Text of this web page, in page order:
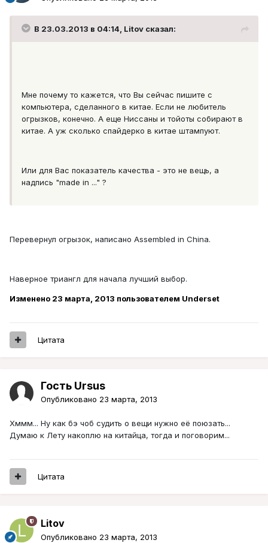
В 23.03.2013 в 04:14, Litov сказал:
Мне почему то кажется, что Вы сейчас пишите с
компьютера, сделанного в китае. Если не любитель
огрызков, конечно. А еще Ниссаны и тойоты собирают в
китае. А уж сколько спайдерко в китае штампуют.
Или для Вас показатель качества - это не вещь, а
надпись "made in ..." ?
Перевернул огрызок, написано Assembled in China.
Наверное триангл для начала лучший выбор.
Изменено 23 марта, 2013 пользователем Underset
Цитата
Гость Ursus
Опубликовано 23 марта, 2013
Хммм... Ну как бэ чоб судить о вещи нужно её поюзать...
Думаю к Лету накоплю на китайца, тогда и поговорим...
Цитата
Litov
Опубликовано 23 марта, 2013